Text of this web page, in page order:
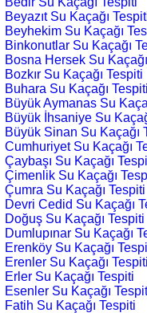
Beyazıt Su Kaçağı
Beyhekim Su Kaçağı
Binkonutlar Su Kaçağı
Bosna Hersek Su
Bozkır Su Kaçağı Tespiti
Buhara Su Kaçağı Tespiti
Büyük Aymanas Su
Büyük İhsaniye Su
Büyük Sinan Su Kaçağı
Cumhuriyet Su Kaçağı
Çaybaşı Su Kaçağı
Çimenlik Su Kaçağı
Çumra Su Kaçağı Tespiti
Devri Cedid Su Kaçağı
Doğuş Su Kaçağı Tespiti
Dumlupınar Su Kaçağı
Erenköy Su Kaçağı
Erenler Su Kaçağı Tespiti
Erler Su Kaçağı Tespiti
Esenler Su Kaçağı
Fatih Su Kaçağı Tespiti